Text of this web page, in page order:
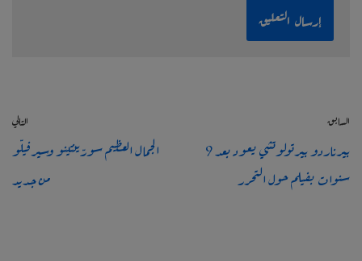
السابق
بيرناردو بيرتولوتشي يعود بعد 9
سنوات بفيلم حول التحرر
التالي
الجمال العظيم سورّينتينو وسيرفيلّو
من جديد